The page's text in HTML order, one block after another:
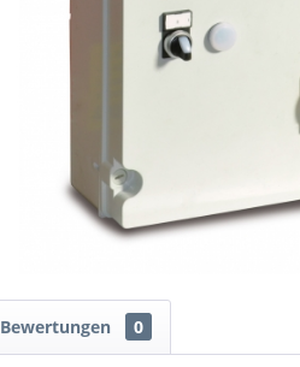
Bewertungen 0